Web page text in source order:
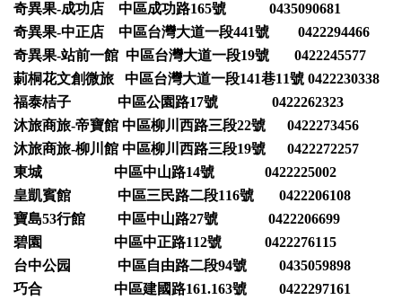
奇異果-成功店 中區成功路165號 0435090681
奇異果-中正店 中區台灣大道一段441號 0422294466
奇異果-站前一館 中區台灣大道一段19號 0422245577
莿桐花文創微旅 中區台灣大道一段141巷11號 0422230338
福泰桔子 中區公園路17號 0422262323
沐旅商旅-帝寶館 中區柳川西路三段22號 0422273456
沐旅商旅-柳川館 中區柳川西路三段19號 0422272257
東城 中區中山路14號 0422225002
皇凱賓館 中區三民路二段116號 0422206108
寶島53行館 中區中山路27號 0422206699
碧園 中區中正路112號 0422276115
台中公园 中區自由路二段94號 0435059898
巧合 中區建國路161.163號 0422297161